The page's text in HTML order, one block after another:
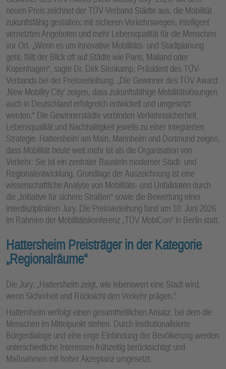
neuen Preis zeichnet der TÜV-Verband Städte aus, die Mobilität
zukunftsfähig gestalten: mit sicheren Verkehrswegen, intelligent
vernetzten Angeboten und mehr Lebensqualität für die Menschen
vor Ort. „Wenn es um innovative Mobilitäts- und Stadtplanung
geht, fällt der Blick oft auf Städte wie Paris, Mailand oder
Kopenhagen“, sagte Dr. Dirk Stenkamp, Präsident des TÜV-
Verbands bei der Preisverleihung. „Die Gewinner des TÜV Award
‚New Mobility City‘ zeigen, dass zukunftsfähige Mobilitätslösungen
auch in Deutschland erfolgreich entwickelt und umgesetzt
werden.“ Die Gewinnerstädte verbinden Verkehrssicherheit,
Lebensqualität und Nachhaltigkeit jeweils zu einer integrierten
Strategie. Hattersheim am Main, Mannheim und Dortmund zeigen,
dass Mobilität heute weit mehr ist als die Organisation von
Verkehr: Sie ist ein zentraler Baustein moderner Stadt- und
Regionalentwicklung. Grundlage der Auszeichnung ist eine
wissenschaftliche Analyse von Mobilitäts- und Unfalldaten durch
die „Initiative für sichere Straßen“ sowie die Bewertung einer
interdisziplinären Jury. Die Preisverleihung fand am 10. Juni 2026
im Rahmen der Mobilitätskonferenz „TÜV MobiCon“ in Berlin statt.
Hattersheim Preisträger in der Kategorie
„Regionalräume“
Die Jury: „Hattersheim zeigt, wie lebenswert eine Stadt wird,
wenn Sicherheit und Rücksicht den Verkehr prägen.“
Hattersheim verfolgt einen gesamtheitlichen Ansatz, bei dem die
Menschen im Mittelpunkt stehen. Durch institutionalisierte
Bürgerdialoge und eine enge Einbindung der Bevölkerung werden
unterschiedliche Interessen frühzeitig berücksichtigt und
Maßnahmen mit hoher Akzeptanz umgesetzt.